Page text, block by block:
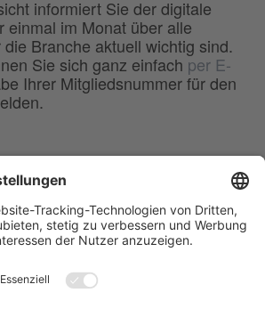
informiert Sie der digitale
einmal im Monat über alle
Branche aktuell wichtig sind.
Sie sich ganz einfach per E-
Ihrer Mitgliedsnummer für den
Industrie e.V.